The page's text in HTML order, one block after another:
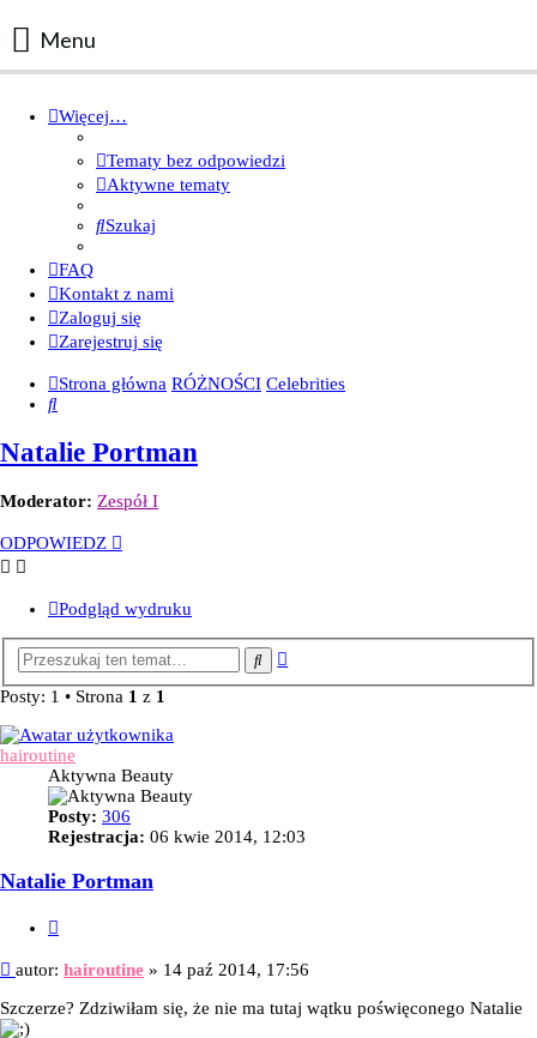
Menu
Facebook
Regulamin
Zapytaj administratora
Kontakt
Więcej…
Tematy bez odpowiedzi
Aktywne tematy
Szukaj
FAQ
Kontakt z nami
Zaloguj się
Zarejestruj się
Strona główna RÓŻNOŚCI Celebrities
Szukaj
Natalie Portman
Moderator: Zespół I
ODPOWIEDZ
Podgląd wydruku
Szukaj
Posty: 1 • Strona 1 z 1
hairoutine
Aktywna Beauty
Posty: 306
Rejestracja: 06 kwie 2014, 12:03
Natalie Portman
Post
autor: hairoutine » 14 paź 2014, 17:56
Szczerze? Zdziwiłam się, że nie ma tutaj wątku poświęconego Natalie